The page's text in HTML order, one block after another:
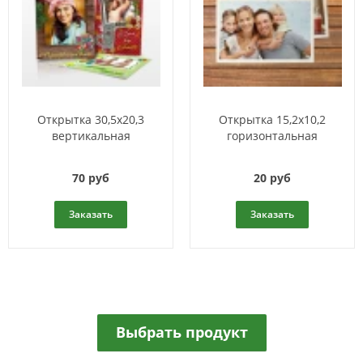
Открытка 30,5x20,3
вертикальная
70 руб
Заказать
Открытка 15,2x10,2
горизонтальная
20 руб
Заказать
Выбрать продукт